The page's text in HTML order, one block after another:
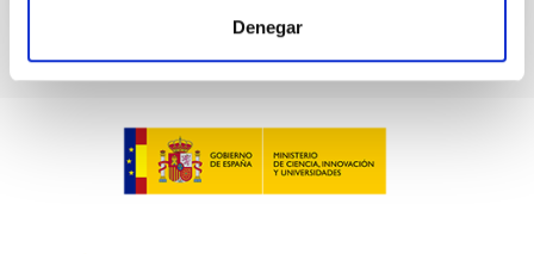
Denegar